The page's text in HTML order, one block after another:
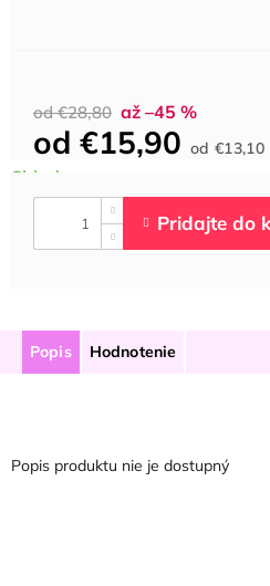
od €28,80 až –45 %
od €15,90 od€13,10
Popis Hodnotenie
Popis produktu nie je dostupný